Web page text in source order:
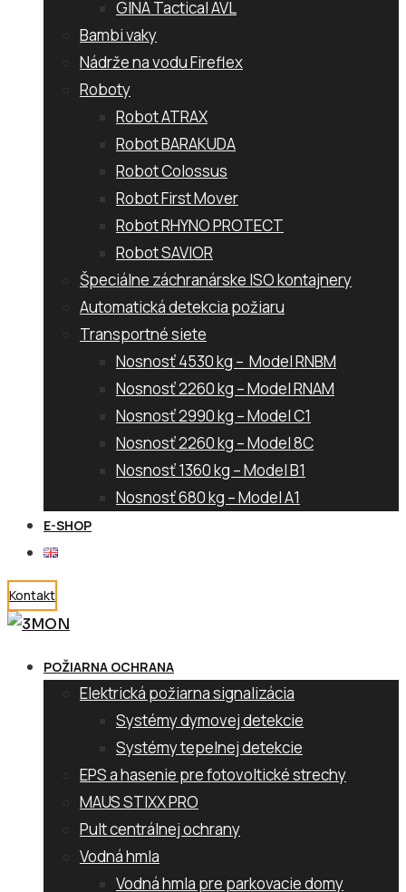
GINA Tactical AVL
Bambi vaky
Nádrže na vodu Fireflex
Roboty
Robot ATRAX
Robot BARAKUDA
Robot Colossus
Robot First Mover
Robot RHYNO PROTECT
Robot SAVIOR
Špeciálne záchranárske ISO kontajnery
Automatická detekcia požiaru
Transportné siete
Nosnosť 4530 kg – Model RNBM
Nosnosť 2260 kg – Model RNAM
Nosnosť 2990 kg – Model C1
Nosnosť 2260 kg – Model 8C
Nosnosť 1360 kg – Model B1
Nosnosť 680 kg – Model A1
E-SHOP
Kontakt
POŽIARNA OCHRANA
Elektrická požiarna signalizácia
Systémy dymovej detekcie
Systémy tepelnej detekcie
EPS a hasenie pre fotovoltické strechy
MAUS STIXX PRO
Pult centrálnej ochrany
Vodná hmla
Vodná hmla pre parkovacie domy